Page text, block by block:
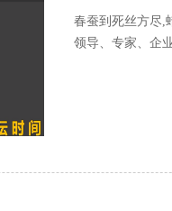
春蚕到死丝方尽,
领导、专家、企